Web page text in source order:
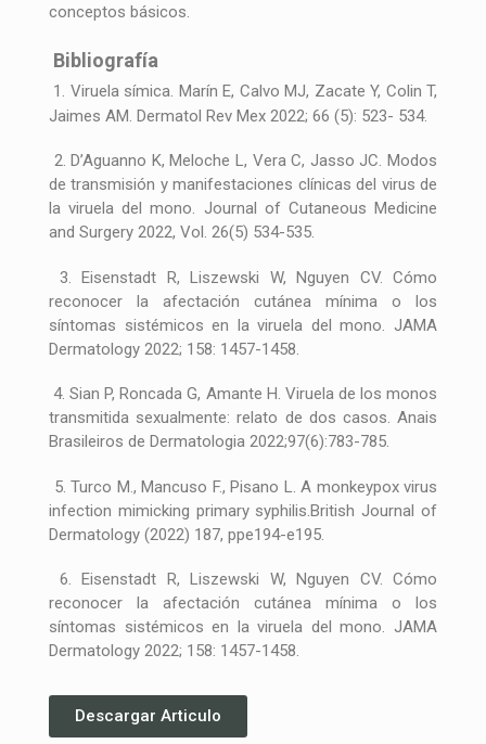
conceptos básicos.
Bibliografía
1. Viruela símica. Marín E, Calvo MJ, Zacate Y, Colin T,
Jaimes AM. Dermatol Rev Mex 2022; 66 (5): 523- 534.
2. D’Aguanno K, Meloche L, Vera C, Jasso JC. Modos
de transmisión y manifestaciones clínicas del virus de
la viruela del mono. Journal of Cutaneous Medicine
and Surgery 2022, Vol. 26(5) 534-535.
3. Eisenstadt R, Liszewski W, Nguyen CV. Cómo
reconocer la afectación cutánea mínima o los
síntomas sistémicos en la viruela del mono. JAMA
Dermatology 2022; 158: 1457-1458.
4. Sian P, Roncada G, Amante H. Viruela de los monos
transmitida sexualmente: relato de dos casos. Anais
Brasileiros de Dermatologia 2022;97(6):783-785.
5. Turco M., Mancuso F., Pisano L. A monkeypox virus
infection mimicking primary syphilis.British Journal of
Dermatology (2022) 187, ppe194-e195.
6. Eisenstadt R, Liszewski W, Nguyen CV. Cómo
reconocer la afectación cutánea mínima o los
síntomas sistémicos en la viruela del mono. JAMA
Dermatology 2022; 158: 1457-1458.
Descargar Articulo